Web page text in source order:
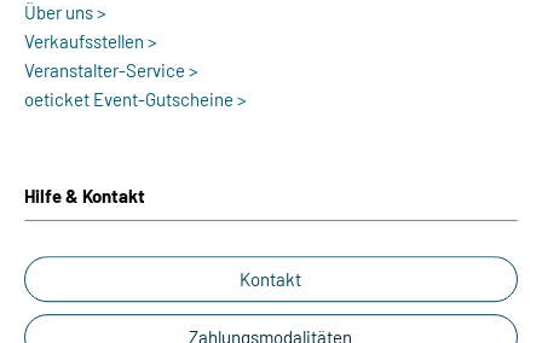
Über uns >
Verkaufsstellen >
Veranstalter-Service >
oeticket Event-Gutscheine >
Hilfe & Kontakt
Kontakt
Zahlungsmodalitäten